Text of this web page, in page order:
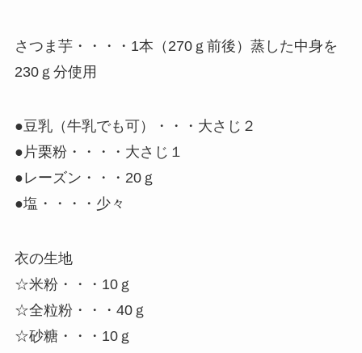
さつま芋・・・・1本（270ｇ前後）蒸した中身を
230ｇ分使用
●豆乳（牛乳でも可）・・・大さじ２
●片栗粉・・・・大さじ１
●レーズン・・・20ｇ
●塩・・・・少々
衣の生地
☆米粉・・・10ｇ
☆全粒粉・・・40ｇ
☆砂糖・・・10ｇ